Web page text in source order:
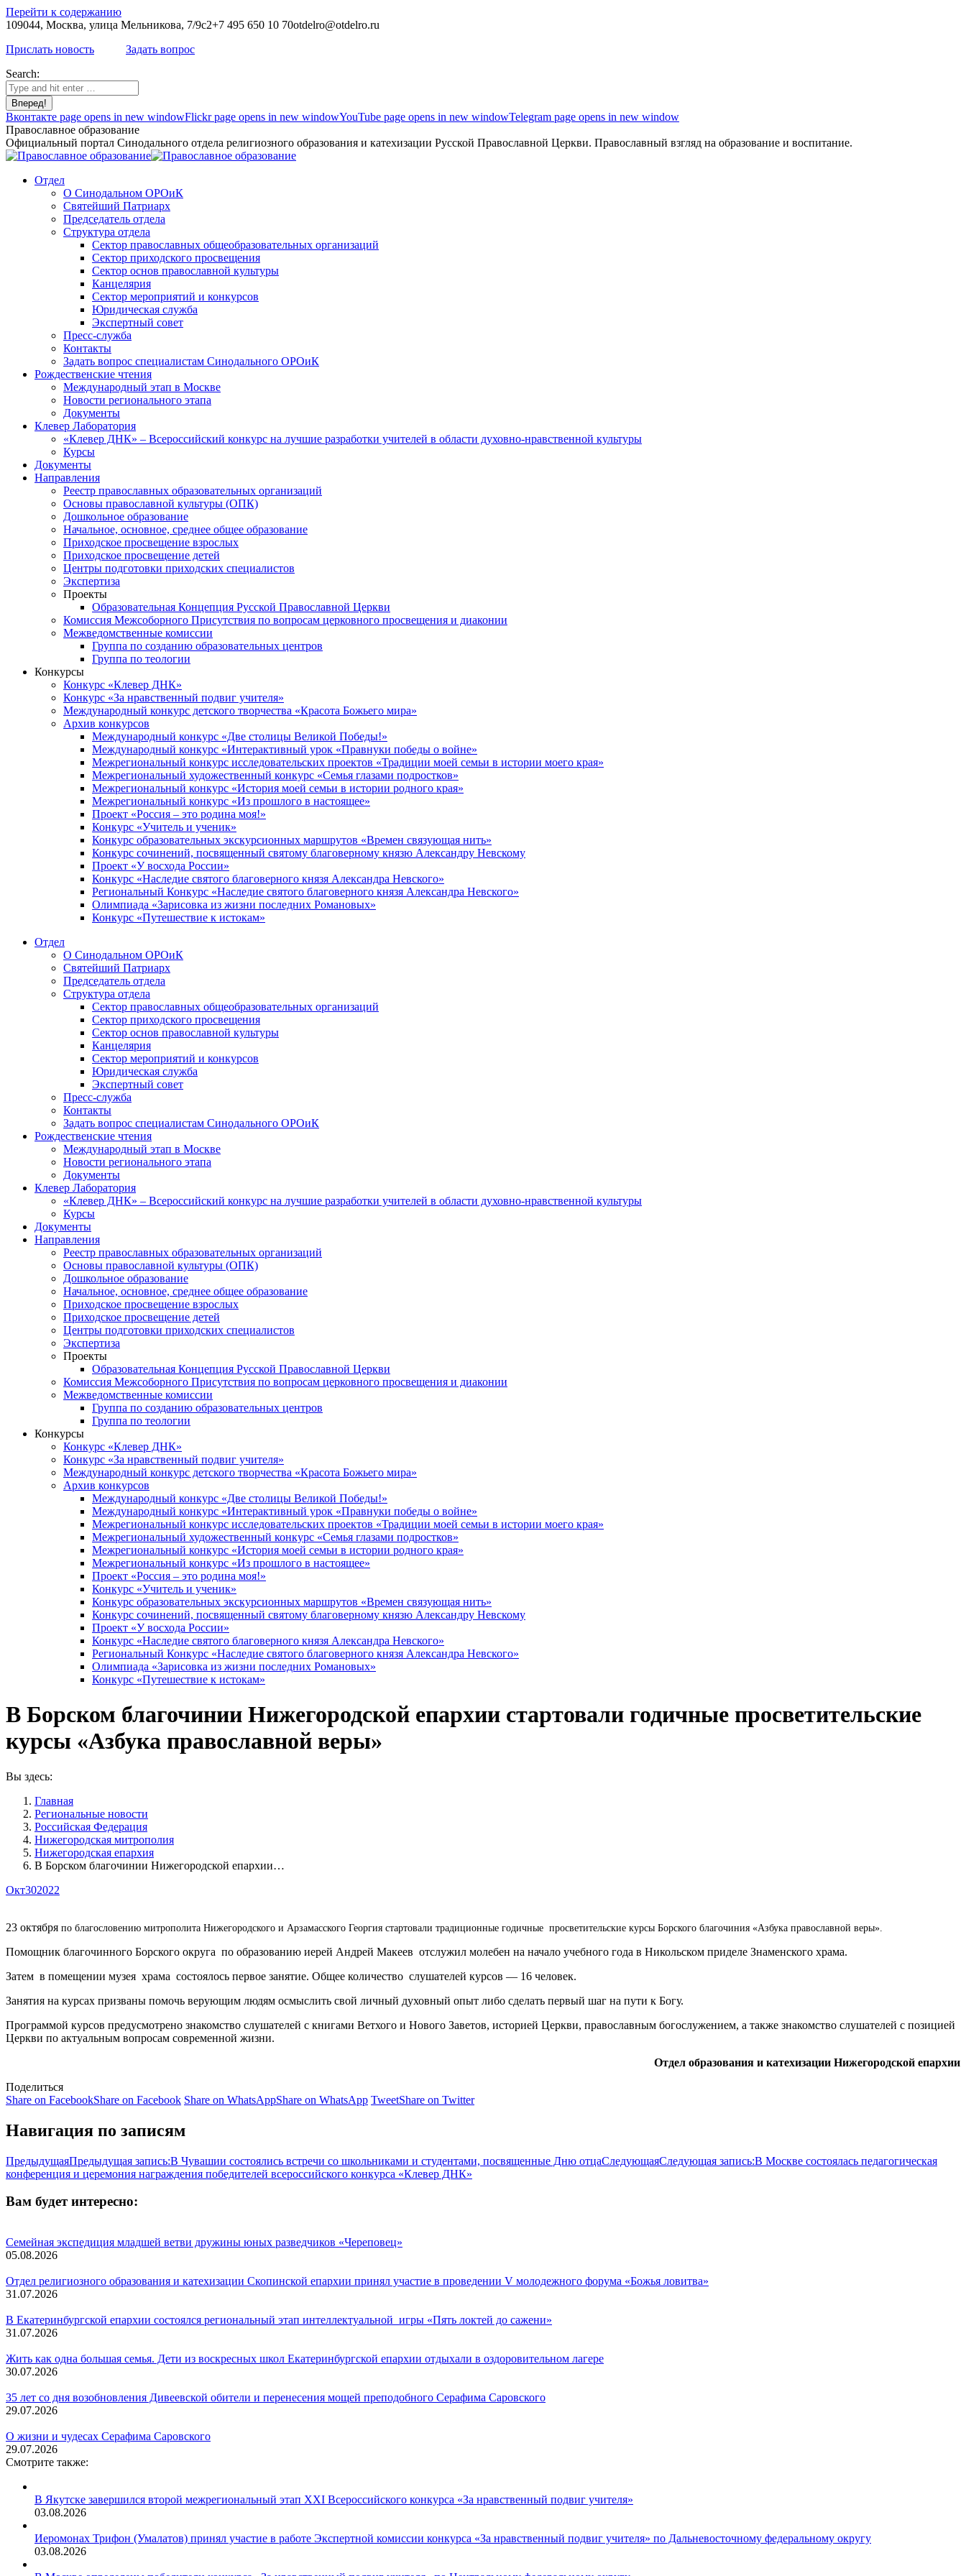
Перейти к содержанию
109044, Москва, улица Мельникова, 7/9с2+7 495 650 10 70otdelro@otdelro.ru
Прислать новость
Задать вопрос
Search:
Вконтакте page opens in new windowFlickr page opens in new windowYouTube page opens in new windowTelegram page opens in new window
Православное образование
Официальный портал Синодального отдела религиозного образования и катехизации Русской Православной Церкви. Православный взгляд на образование и воспитание.
Отдел
О Синодальном ОРОиК
Святейший Патриарх
Председатель отдела
Структура отдела
Сектор православных общеобразовательных организаций
Сектор приходского просвещения
Сектор основ православной культуры
Канцелярия
Сектор мероприятий и конкурсов
Юридическая служба
Экспертный совет
Пресс-служба
Контакты
Задать вопрос специалистам Синодального ОРОиК
Рождественские чтения
Международный этап в Москве
Новости регионального этапа
Документы
Клевер Лаборатория
«Клевер ДНК» – Всероссийский конкурс на лучшие разработки учителей в области духовно-нравственной культуры
Курсы
Документы
Направления
Реестр православных образовательных организаций
Основы православной культуры (ОПК)
Дошкольное образование
Начальное, основное, среднее общее образование
Приходское просвещение взрослых
Приходское просвещение детей
Центры подготовки приходских специалистов
Экспертиза
Проекты
Образовательная Концепция Русской Православной Церкви
Комиссия Межсоборного Присутствия по вопросам церковного просвещения и диаконии
Межведомственные комиссии
Группа по созданию образовательных центров
Группа по теологии
Конкурсы
Конкурс «Клевер ДНК»
Конкурс «За нравственный подвиг учителя»
Международный конкурс детского творчества «Красота Божьего мира»
Архив конкурсов
Международный конкурс «Две столицы Великой Победы!»
Международный конкурс «Интерактивный урок «Правнуки победы о войне»
Межрегиональный конкурс исследовательских проектов «Традиции моей семьи в истории моего края»
Межрегиональный художественный конкурс «Семья глазами подростков»
Межрегиональный конкурс «История моей семьи в истории родного края»
Межрегиональный конкурс «Из прошлого в настоящее»
Проект «Россия – это родина моя!»
Конкурс «Учитель и ученик»
Конкурс образовательных экскурсионных маршрутов «Времен связующая нить»
Конкурс сочинений, посвященный святому благоверному князю Александру Невскому
Проект «У восхода России»
Конкурс «Наследие святого благоверного князя Александра Невского»
Региональный Конкурс «Наследие святого благоверного князя Александра Невского»
Олимпиада «Зарисовка из жизни последних Романовых»
Конкурс «Путешествие к истокам»
Отдел
О Синодальном ОРОиК
Святейший Патриарх
Председатель отдела
Структура отдела
Сектор православных общеобразовательных организаций
Сектор приходского просвещения
Сектор основ православной культуры
Канцелярия
Сектор мероприятий и конкурсов
Юридическая служба
Экспертный совет
Пресс-служба
Контакты
Задать вопрос специалистам Синодального ОРОиК
Рождественские чтения
Международный этап в Москве
Новости регионального этапа
Документы
Клевер Лаборатория
«Клевер ДНК» – Всероссийский конкурс на лучшие разработки учителей в области духовно-нравственной культуры
Курсы
Документы
Направления
Реестр православных образовательных организаций
Основы православной культуры (ОПК)
Дошкольное образование
Начальное, основное, среднее общее образование
Приходское просвещение взрослых
Приходское просвещение детей
Центры подготовки приходских специалистов
Экспертиза
Проекты
Образовательная Концепция Русской Православной Церкви
Комиссия Межсоборного Присутствия по вопросам церковного просвещения и диаконии
Межведомственные комиссии
Группа по созданию образовательных центров
Группа по теологии
Конкурсы
Конкурс «Клевер ДНК»
Конкурс «За нравственный подвиг учителя»
Международный конкурс детского творчества «Красота Божьего мира»
Архив конкурсов
Международный конкурс «Две столицы Великой Победы!»
Международный конкурс «Интерактивный урок «Правнуки победы о войне»
Межрегиональный конкурс исследовательских проектов «Традиции моей семьи в истории моего края»
Межрегиональный художественный конкурс «Семья глазами подростков»
Межрегиональный конкурс «История моей семьи в истории родного края»
Межрегиональный конкурс «Из прошлого в настоящее»
Проект «Россия – это родина моя!»
Конкурс «Учитель и ученик»
Конкурс образовательных экскурсионных маршрутов «Времен связующая нить»
Конкурс сочинений, посвященный святому благоверному князю Александру Невскому
Проект «У восхода России»
Конкурс «Наследие святого благоверного князя Александра Невского»
Региональный Конкурс «Наследие святого благоверного князя Александра Невского»
Олимпиада «Зарисовка из жизни последних Романовых»
Конкурс «Путешествие к истокам»
В Борском благочинии Нижегородской епархии стартовали годичные просветительские
курсы «Азбука православной веры»
Вы здесь:
Главная
Pегиональные новости
Российская Федерация
Нижегородская митрополия
Нижегородская епархия
В Борском благочинии Нижегородской епархии…
Окт302022
23 октября по благословению митрополита Нижегородского и Арзамасского Георгия стартовали традиционные годичные просветительские курсы Борского благочиния «Азбука православной веры».
Помощник благочинного Борского округа по образованию иерей Андрей Макеев отслужил молебен на начало учебного года в Никольском приделе Знаменского храма.
Затем в помещении музея храма состоялось первое занятие. Общее количество слушателей курсов — 16 человек.
Занятия на курсах призваны помочь верующим людям осмыслить свой личный духовный опыт либо сделать первый шаг на пути к Богу.
Программой курсов предусмотрено знакомство слушателей с книгами Ветхого и Нового Заветов, историей Церкви, православным богослужением, а также знакомство слушателей с позицией
Церкви по актуальным вопросам современной жизни.
Отдел образования и катехизации Нижегородской епархии
Поделиться
Share on FacebookShare on Facebook Share on WhatsAppShare on WhatsApp TweetShare on Twitter
Навигация по записям
ПредыдущаяПредыдущая запись:В Чувашии состоялись встречи со школьниками и студентами, посвященные Дню отцаСледующаяСледующая запись:В Москве состоялась педагогическая
конференция и церемония награждения победителей всероссийского конкурса «Клевер ДНК»
Вам будет интересно:
Семейная экспедиция младшей ветви дружины юных разведчиков «Череповец»
05.08.2026
Отдел религиозного образования и катехизации Скопинской епархии принял участие в проведении V молодежного форума «Божья ловитва»
31.07.2026
В Екатеринбургской епархии состоялся региональный этап интеллектуальной игры «Пять локтей до сажени»
31.07.2026
Жить как одна большая семья. Дети из воскресных школ Екатеринбургской епархии отдыхали в оздоровительном лагере
30.07.2026
35 лет со дня возобновления Дивеевской обители и перенесения мощей преподобного Серафима Саровского
29.07.2026
О жизни и чудесах Серафима Саровского
29.07.2026
Смотрите также:
В Якутске завершился второй межрегиональный этап XXI Всероссийского конкурса «За нравственный подвиг учителя»
03.08.2026
Иеромонах Трифон (Умалатов) принял участие в работе Экспертной комиссии конкурса «За нравственный подвиг учителя» по Дальневосточному федеральному округу
03.08.2026